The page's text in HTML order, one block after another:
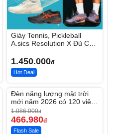
Giày Tennis, Pickleball
A.sics Resolution X Đủ Các
1.450.000đ
Hot Deal
-56%
Đèn năng lượng mặt trời
mới năm 2026 có 120 viên
LED lớn
1.086.000đ
466.980đ
Flash Sale